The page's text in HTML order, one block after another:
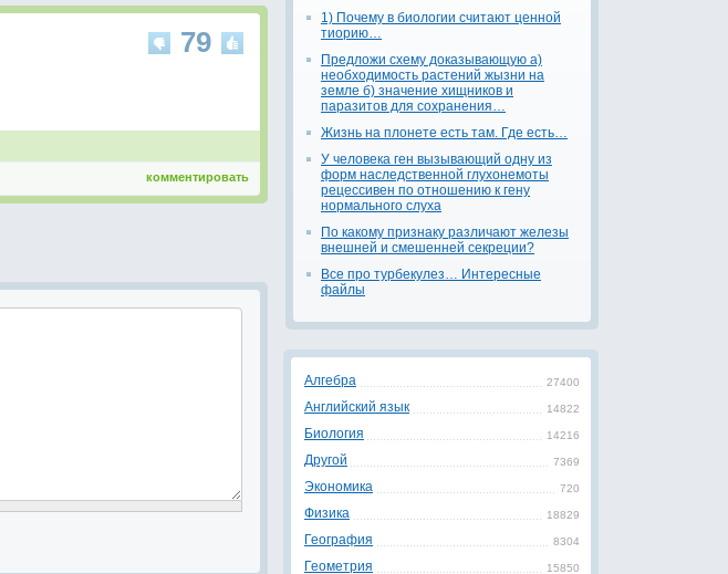
79
комментировать
1) Почему в биологии считают ценной
тиорию…
Предложи схему доказывающую а)
необходимость растений жызни на
земле б) значение хищников и
паразитов для сохранения…
Жизнь на плонете есть там. Где есть…
У человека ген вызывающий одну из
форм наследственной глухонемоты
рецессивен по отношению к гену
нормального слуха
По какому признаку различают железы
внешней и смешенней секреции?
Все про турбекулез… Интересные
файлы
27400
Алгебра
14822
Английский язык
14216
Биология
7369
Другой
720
Экономика
18829
Физика
8304
География
15850
Геометрия